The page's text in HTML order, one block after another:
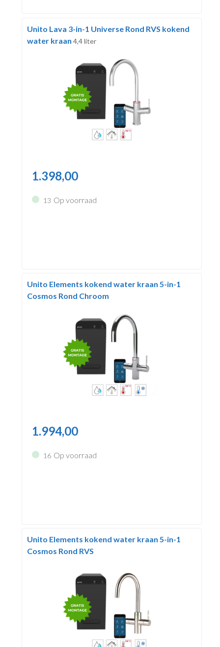
Unito Lava 3-in-1 Universe Rond RVS kokend
water kraan 4,4 liter
1.398,00
13 Op voorraad
Unito Elements kokend water kraan 5-in-1
Cosmos Rond Chroom
1.994,00
16 Op voorraad
Unito Elements kokend water kraan 5-in-1
Cosmos Rond RVS